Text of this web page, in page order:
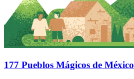
177 Pueblos Mágicos de México